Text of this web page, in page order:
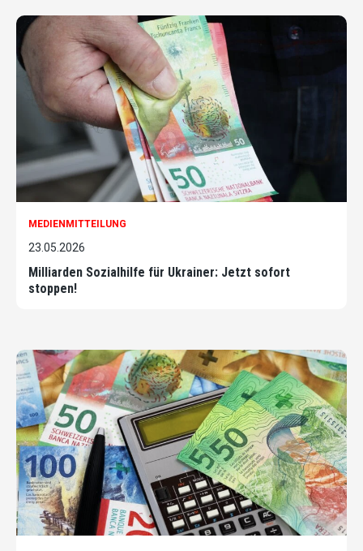
MEDIENMITTEILUNG
23.05.2026
Milliarden Sozialhilfe für Ukrainer: Jetzt sofort
stoppen!